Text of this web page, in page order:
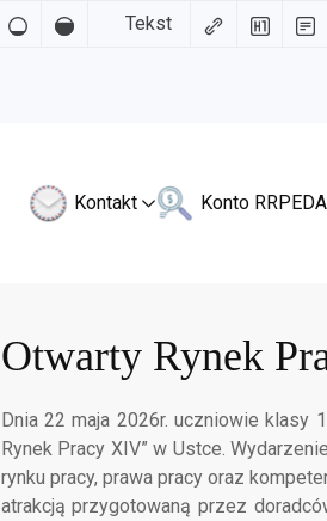
Tekst
Kontakt Konto RR
Otwarty Rynek
Dnia 22 maja 2026r. uczniowie klasy
Rynek Pracy XIV” w Ustce.
rynku pracy, prawa pracy oraz
atrakcją przygotowaną przez